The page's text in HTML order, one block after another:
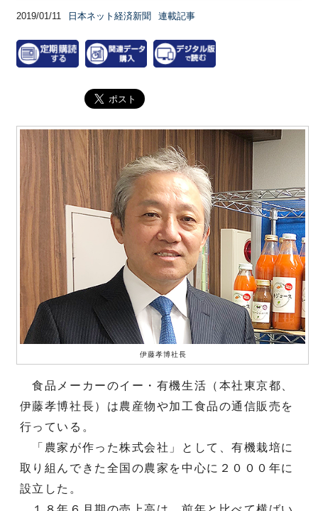
2019/01/11 日本ネット経済新聞 連載記事
伊藤孝博社長
食品メーカーのイー・有機生活（本社東京都、
伊藤孝博社長）は農産物や加工食品の通信販売を
行っている。
「農家が作った株式会社」として、有機栽培に
取り組んできた全国の農家を中心に２０００年に
設立した。